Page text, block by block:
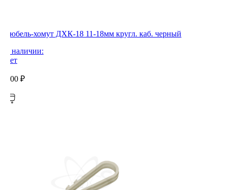
Дюбель-хомут ДХК-18 11-18мм кругл. каб. черный
В наличии:
Нет
0,00 ₽